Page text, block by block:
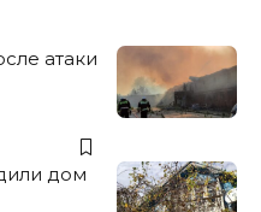
атаки
дом